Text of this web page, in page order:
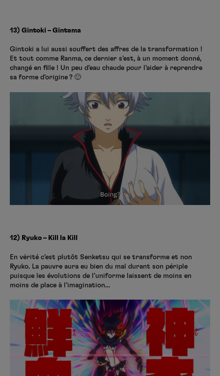
13) Gintoki – Gintama
Gintoki a lui aussi souffert des affres de la transformation !
Et tout comme Ranma, ce dernier s’est, à un moment donné,
changé en fille ! Un peu d’eau chaude pour l’aider à reprendre
sa forme d’origine ? 🙂
12) Ryuko – Kill la Kill
En vérité c’est plutôt Senketsu qui se transforme et non
Ryuko. La pauvre aura eu bien du mal durant son périple
puisque les évolutions de l’uniforme laissent de moins en
moins de place à l’imagination…